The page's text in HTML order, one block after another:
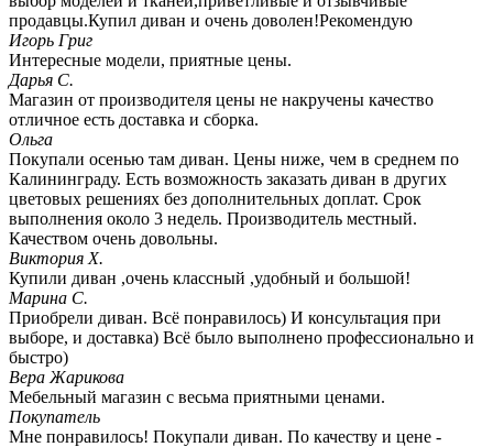
продавцы.Купил диван и очень доволен!Рекомендую
Игорь Григ
Интересные модели, приятные цены.
Дарья С.
Магазин от производителя цены не накручены качество
отличное есть доставка и сборка.
Ольга
Покупали осенью там диван. Цены ниже, чем в среднем по
Калининграду. Есть возможность заказать диван в других
цветовых решениях без дополнительных доплат. Срок
выполнения около 3 недель. Производитель местный.
Качеством очень довольны.
Виктория Х.
Купили диван ,очень классный ,удобный и большой!
Марина С.
Приобрели диван. Всё понравилось) И консультация при
выборе, и доставка) Всё было выполнено профессионально и
быстро)
Вера Жарикова
Мебельный магазин с весьма приятными ценами.
Покупатель
Мне понравилось! Покупали диван. По качеству и цене -